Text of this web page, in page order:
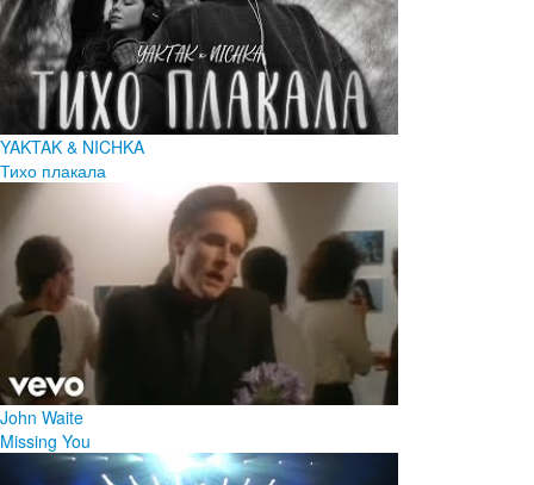
YAKTAK & NICHKA
Тихо плакала
John Waite
Missing You